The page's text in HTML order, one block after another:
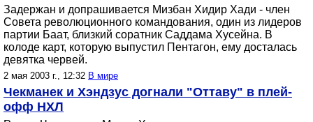
Задержан и допрашивается Мизбан Хидир Хади - член
Совета революционного командования, один из лидеров
партии Баат, близкий соратник Саддама Хусейна. В
колоде карт, которую выпустил Пентагон, ему досталась
девятка червей.
2 мая 2003 г., 12:32 В мире
Чекманек и Хэндзус догнали "Оттаву" в плей-
офф НХЛ